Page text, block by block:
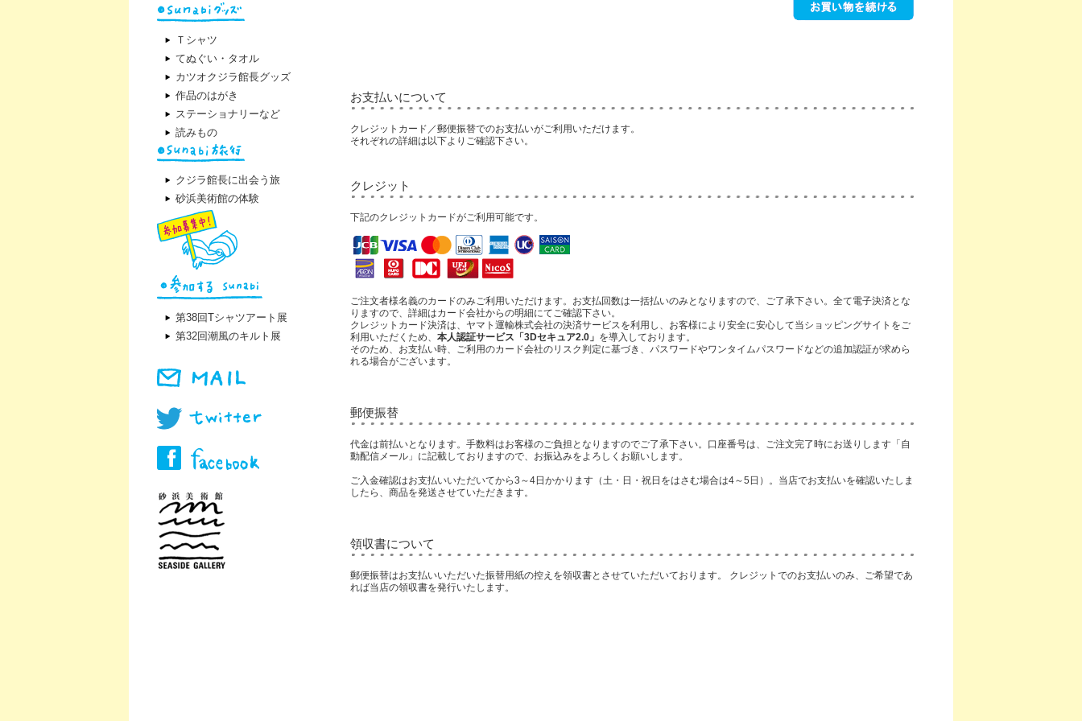
Ｔシャツ
てぬぐい・タオル
カツオクジラ館長グッズ
作品のはがき
ステーショナリーなど
読みもの
クジラ館長に出会う旅
砂浜美術館の体験
第38回Tシャツアート展
第32回潮風のキルト展
お支払いについて
クレジットカード／郵便振替でのお支払いがご利用いただけます。
それぞれの詳細は以下よりご確認下さい。
クレジット
下記のクレジットカードがご利用可能です。
ご注文者様名義のカードのみご利用いただけます。お支払回数は一括払いのみとなりますので、ご了承下さい。全て電子決済とな
りますので、詳細はカード会社からの明細にてご確認下さい。
クレジットカード決済は、ヤマト運輸株式会社の決済サービスを利用し、お客様により安全に安心して当ショッピングサイトをご
利用いただくため、 本人認証サービス「3Dセキュア2.0」 を導入しております。
そのため、お支払い時、ご利用のカード会社のリスク判定に基づき、パスワードやワンタイムパスワードなどの追加認証が求めら
れる場合がございます。
郵便振替
代金は前払いとなります。手数料はお客様のご負担となりますのでご了承下さい。口座番号は、ご注文完了時にお送りします「自
動配信メール」に記載しておりますので、お振込みをよろしくお願いします。
ご入金確認はお支払いいただいてから3～4日かかります（土・日・祝日をはさむ場合は4～5日）。当店でお支払いを確認いたしま
したら、商品を発送させていただきます。
領収書について
郵便振替はお支払いいただいた振替用紙の控えを領収書とさせていただいております。 クレジットでのお支払いのみ、ご希望であ
れば当店の領収書を発行いたします。